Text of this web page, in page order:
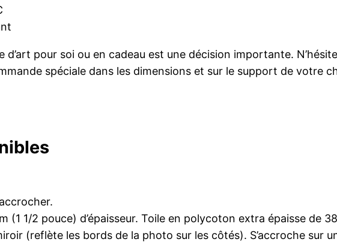
o
l
d’art pour soi ou en cadeau est une décision importante.
spéciale dans les dimensions et sur le support de votre
(1 1/2 pouce) d’épaisseur. Toile en polycoton extra épaisse de
(reflète les bords de la photo sur les côtés). S’accroche sur